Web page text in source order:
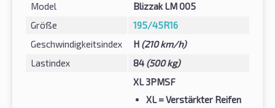
Model
Blizzak LM 005
Größe
195/45R16
Geschwindigkeitsindex
H (210 km/h)
Lastindex
84 (500 kg)
XL 3PMSF
XL= Verstärkter Reifen